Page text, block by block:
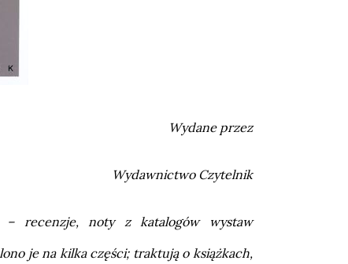
Wydane przez
Wydawnictwo Czytelnik
– recenzje, noty z katalogów wystaw
je na kilka części; traktują o książkach,